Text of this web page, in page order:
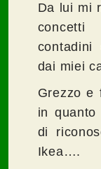
Da lui mi
dai miei
Grezzo e
in
di
Ikea….